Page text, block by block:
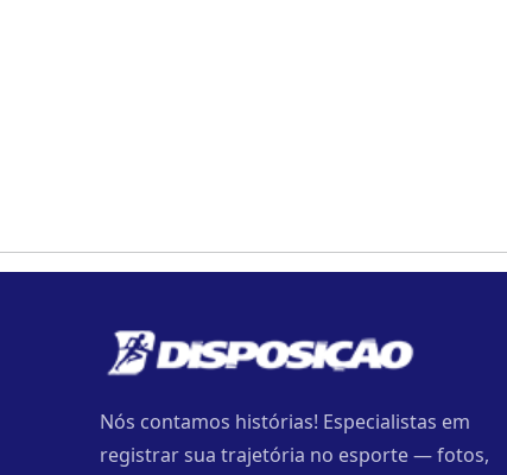
Nós contamos histórias! Especialistas em
registrar sua trajetória no esporte — fotos,